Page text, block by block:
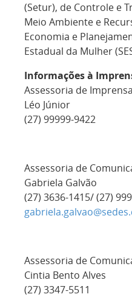
(Setur), de Controle e
Meio Ambiente e
Economia e
Estadual da Mulher
Informações à
Assessoria de
Léo Júnior
(27) 99999-9422
Assessoria de
Gabriela Galvão
(27) 3636-1415/ (27)
Assessoria de
Cintia Bento Alves
(27) 3347-5511